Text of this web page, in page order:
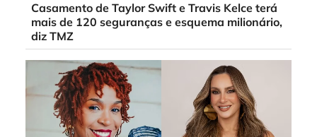
Casamento de Taylor Swift e Travis Kelce terá
mais de 120 seguranças e esquema milionário,
diz TMZ